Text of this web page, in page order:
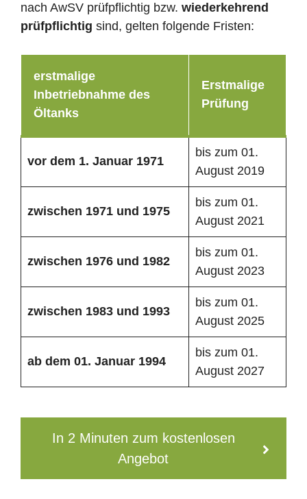
nach AwSV prüfpflichtig bzw. wiederkehrend
prüfpflichtig sind, gelten folgende Fristen:
erstmalige
Inbetriebnahme des
Öltanks
Erstmalige
Prüfung
vor dem 1. Januar 1971
bis zum 01.
August 2019
zwischen 1971 und 1975
bis zum 01.
August 2021
zwischen 1976 und 1982
bis zum 01.
August 2023
zwischen 1983 und 1993
bis zum 01.
August 2025
ab dem 01. Januar 1994
bis zum 01.
August 2027
In 2 Minuten zum kostenlosen
Angebot